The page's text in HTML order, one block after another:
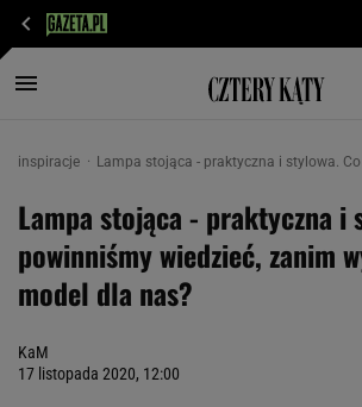
inspiracje Lampa stojąca - praktyczna i stylowa.
Lampa stojąca - praktyczna i
powinniśmy wiedzieć, zanim
model dla nas?
KaM
17 listopada 2020, 12:00